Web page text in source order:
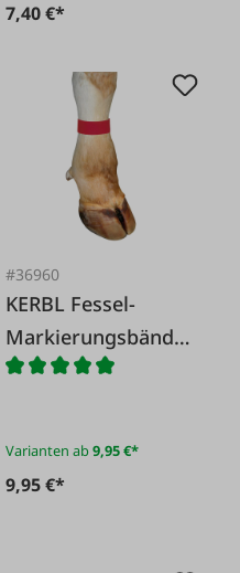
7,40 €*
#36960
KERBL Fessel-
Markierungsbänder
mit Klettverschluss
Varianten ab9,95 €*
9,95 €*